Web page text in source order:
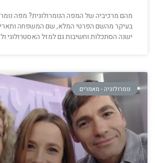
מהם מרכיביה של המפה הנומרולוגית? מפה
בעיקר מהשם הפרטי המלא, שם המשפחה
ישנה הסתכלות וחשיבות גם למזל האסטרולוגי
נומרולוגיה - מאמרים